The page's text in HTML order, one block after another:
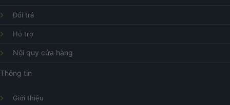
Đổi trả
Hỗ trợ
Nội quy cửa hàng
Thông tin
Giới thiệu